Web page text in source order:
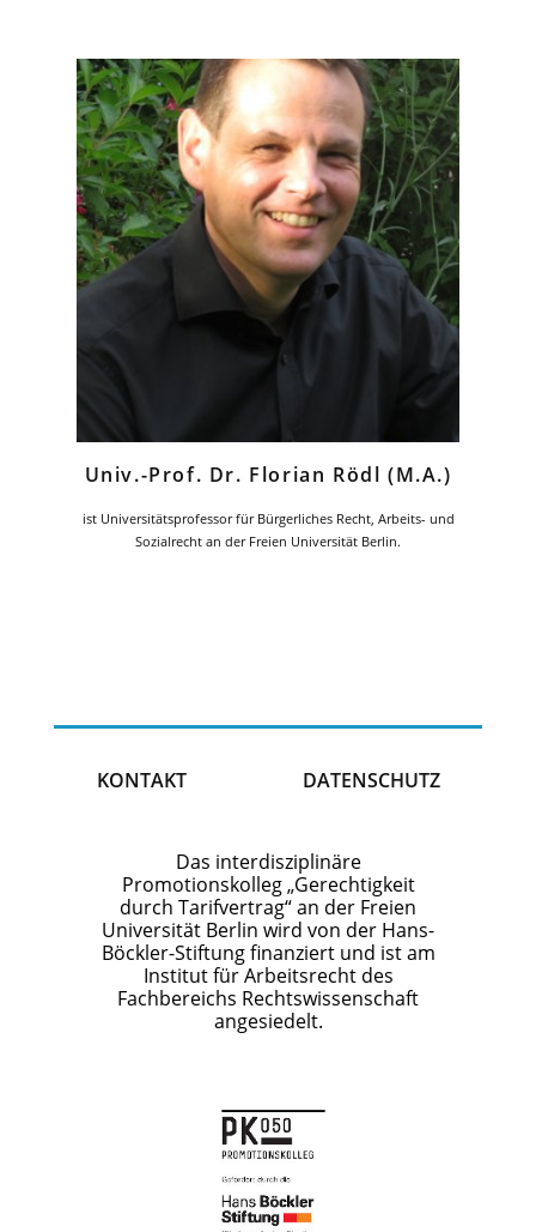
Univ.-Prof. Dr. Florian Rödl (M.A.)
ist Universitätsprofessor für Bürgerliches Recht, Arbeits- und
Sozialrecht an der Freien Universität Berlin.
KONTAKT DATENSCHUTZ
Das interdisziplinäre
Promotionskolleg „Gerechtigkeit
durch Tarifvertrag“ an der Freien
Universität Berlin wird von der Hans-
Böckler-Stiftung finanziert und ist am
Institut für Arbeitsrecht des
Fachbereichs Rechtswissenschaft
angesiedelt.